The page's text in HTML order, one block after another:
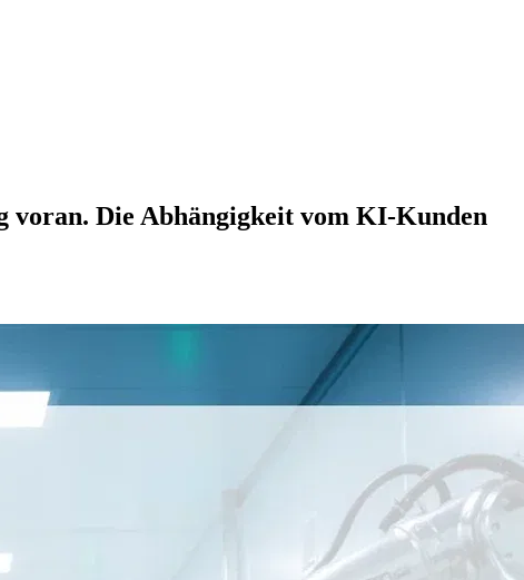
voran. Die Abhängigkeit vom KI-Kunden